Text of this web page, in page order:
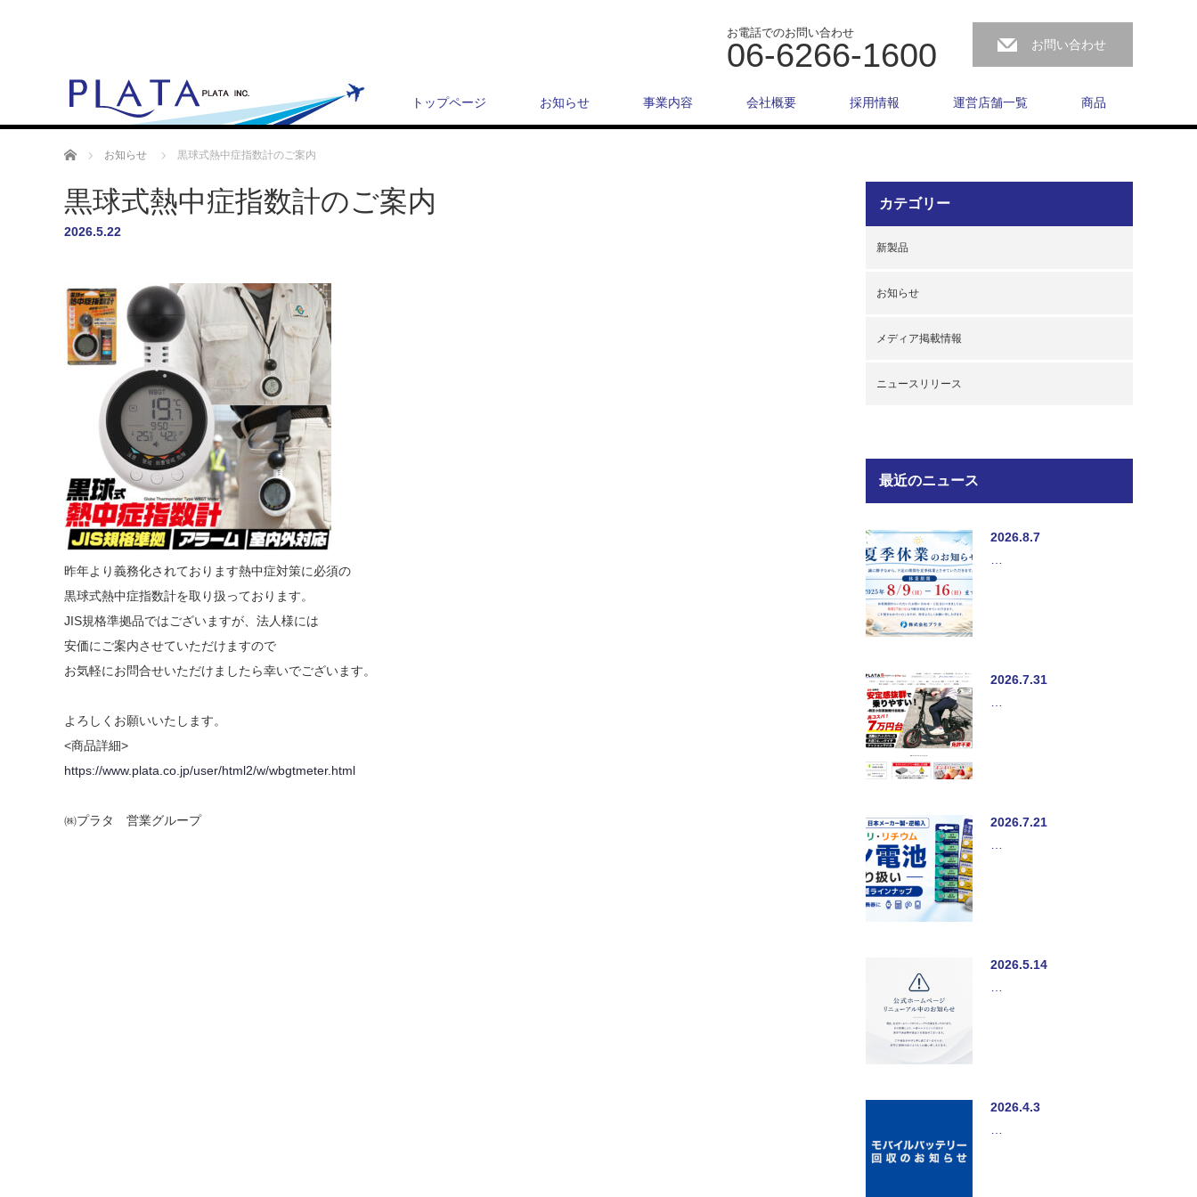
お電話でのお問い合わせ
06-6266-1600 お問い合わせ
トップページ お知らせ 事業内容 会社概要 採用情報 運営店舗一覧 商品
ホーム お知らせ 黒球式熱中症指数計のご案内
黒球式熱中症指数計のご案内
2026.5.22
昨年より義務化されております熱中症対策に必須の
黒球式熱中症指数計を取り扱っております。
JIS規格準拠品ではございますが、法人様には
安価にご案内させていただけますので
お気軽にお問合せいただけましたら幸いでございます。
よろしくお願いいたします。
<商品詳細>
https://www.plata.co.jp/user/html2/w/wbgtmeter.html
㈱プラタ 営業グループ
カテゴリー
新製品
お知らせ
メディア掲載情報
ニュースリリース
最近のニュース
2026.8.7
2026.7.31
2026.7.21
2026.5.14
2026.4.3